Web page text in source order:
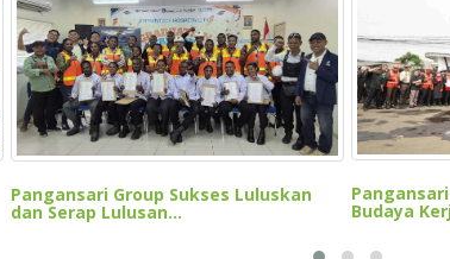
Pangansari Group Sukses Luluskan
dan Serap Lulusan... Budaya